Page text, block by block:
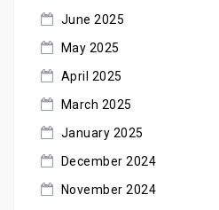
June 2025
May 2025
April 2025
March 2025
January 2025
December 2024
November 2024